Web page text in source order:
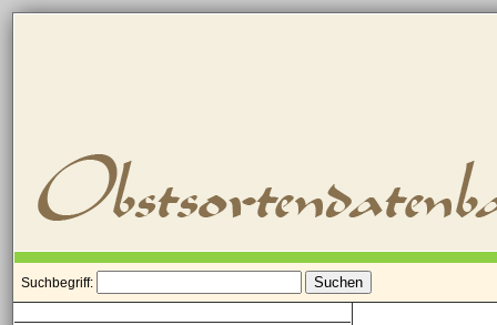
Suchbegriff: